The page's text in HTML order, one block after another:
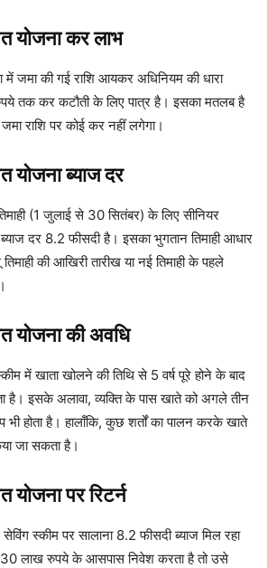
योजना कर लाभ
में जमा की गई राशि आयकर अधिनियम की धारा
तक कर कटौती के लिए पात्र है। इसका मतलब है
राशि पर कोई कर नहीं लगेगा।
योजना ब्याज दर
(1 जुलाई से 30 सितंबर) के लिए सीनियर
दर 8.2 फीसदी है। इसका भुगतान तिमाही आधार
की आखिरी तारीख या नई तिमाही के पहले
योजना की अवधि
में खाता खोलने की तिथि से 5 वर्ष पूरे होने के बाद
है। इसके अलावा, व्यक्ति के पास खाते को अगले तीन
भी होता है। हालाँकि, कुछ शर्तों का पालन करके खाते
जा सकता है।
योजना पर रिटर्न
स्कीम पर सालाना 8.2 फीसदी ब्याज मिल रहा
30 लाख रुपये के आसपास निवेश करता है तो उसे